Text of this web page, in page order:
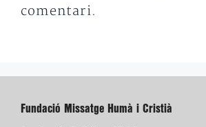
comentari.
Fundació Missatge Humà i Cristià